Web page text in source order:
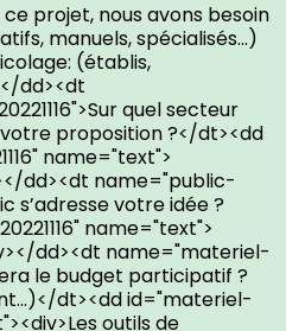
projet, nous avons besoin
manuels, spécialisés...)
(établis,
dd><dt
quel secteur
proposition ?</dt><dd
name="text">
dd><dt name="public-
s’adresse votre idée ?
name="text">
dd><dt name="materiel-
le budget participatif ?
dt><dd id="materiel-
outils de